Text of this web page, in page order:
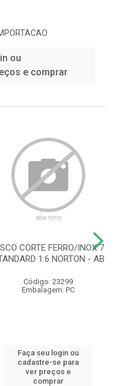
ou
e comprar
CORTE FERRO/INOX 7
1.6 NORTON - AB
Código: 23299
Embalagem: PC
Faça seu login ou
cadastre-se para
ver preços e
comprar